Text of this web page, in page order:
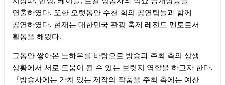
연출하였다. 또한 오랫동안 수천 회의 공연팀들과 함께
공연하였다. 현재는 대한민국 관광 축제 레전드 멘토로서
활동을 해왔다.
그동안 쌓아온 노하우를 바탕으로 방송과 주최 측의 상생
상황에서 서로 도움이 될 수 있는 브릿지 역할을 하고자 한다.
『방송사에는 가치 있는 제작의 작품을 주최 측에는 예산